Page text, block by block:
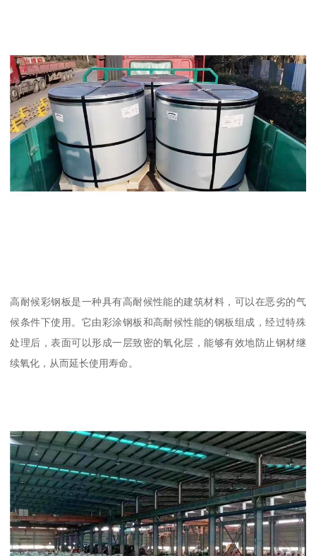
高耐候彩钢板是一种具有高耐候性能的建筑材料，可以在恶劣的气
候条件下使用。它由彩涂钢板和高耐候性能的钢板组成，经过特殊
处理后，表面可以形成一层致密的氧化层，能够有效地防止钢材继
续氧化，从而延长使用寿命。